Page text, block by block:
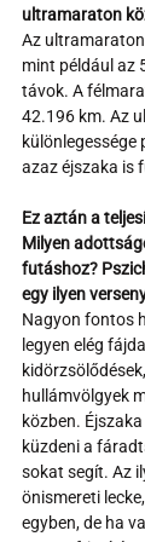
ultramaraton
Az
mint például az
távok. A
42.196 km. Az
különlegessége
azaz éjszaka is
Ez aztán a
Milyen
futáshoz?
egy ilyen
Nagyon fontos
legyen elég
hullámvölgyek
közben.
küzdeni a
sokat segít. Az
önismereti
egyben, de ha